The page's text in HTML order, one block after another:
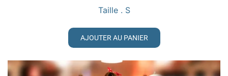
Taille . S
AJOUTER AU PANIER